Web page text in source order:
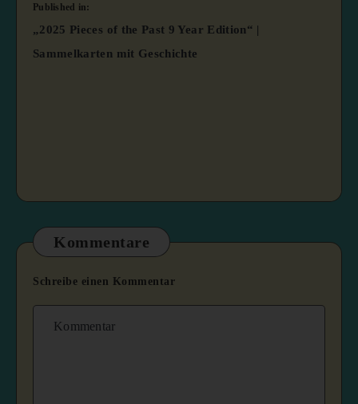
Published in:
„2025 Pieces of the Past 9 Year Edition“ |
Sammelkarten mit Geschichte
Kommentare
Schreibe einen Kommentar